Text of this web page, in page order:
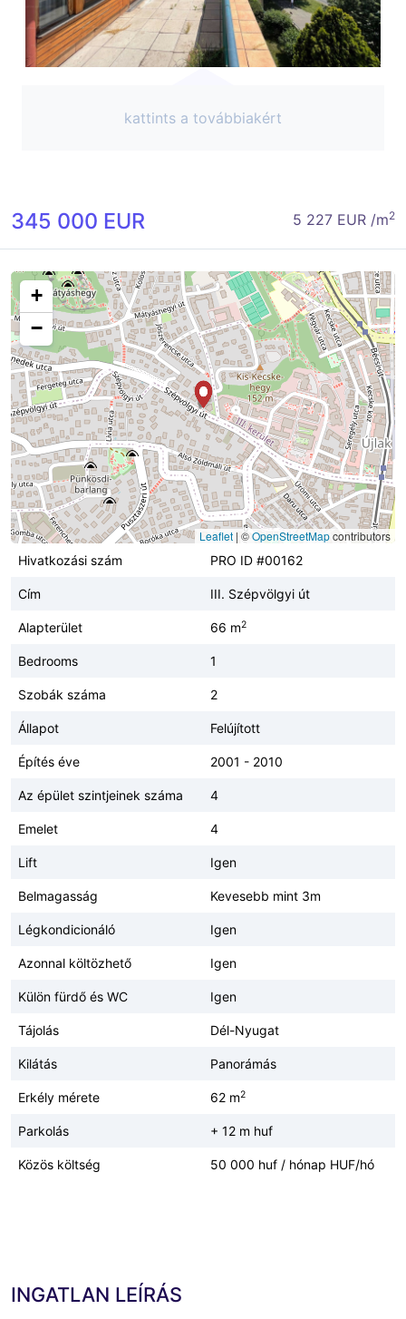
kattints a továbbiakért
345 000 EUR 5 227 EUR /m2
+
−
Leaflet | ©OpenStreetMapcontributors
Hivatkozási szám
PRO ID #00162
Cím III. Szépvölgyi út
Alapterület 66 m2
Bedrooms 1
Szobák száma 2
Állapot Felújított
Építés éve 2001 - 2010
Az épület szintjeinek száma 4
Emelet 4
Lift Igen
Belmagasság Kevesebb mint 3m
Légkondicionáló Igen
Azonnal költözhető Igen
Külön fürdő és WC Igen
Tájolás Dél-Nyugat
Kilátás Panorámás
Erkély mérete 62 m2
Parkolás + 12 m huf
Közös költség 50 000 huf / hónap HUF/hó
INGATLAN LEÍRÁS